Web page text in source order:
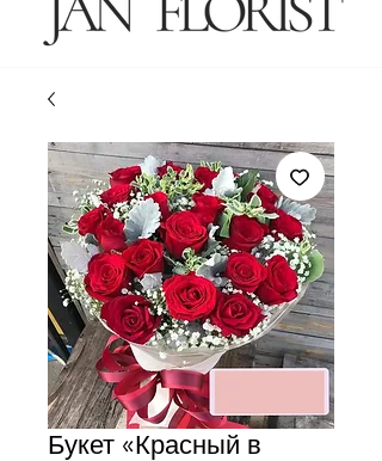
Букет «Красный в